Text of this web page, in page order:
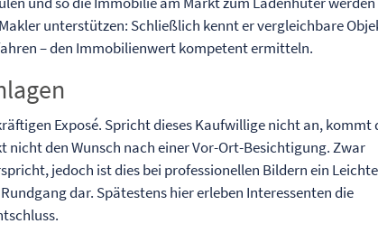
unterstützen: Schließlich kennt er vergleichbare
– den Immobilienwert kompetent ermitteln.
Exposé. Spricht dieses Kaufwillige nicht an, kommt
den Wunsch nach einer Vor-Ort-Besichtigung. Zwar
jedoch ist dies bei professionellen Bildern ein
dar. Spätestens hier erleben Interessenten die